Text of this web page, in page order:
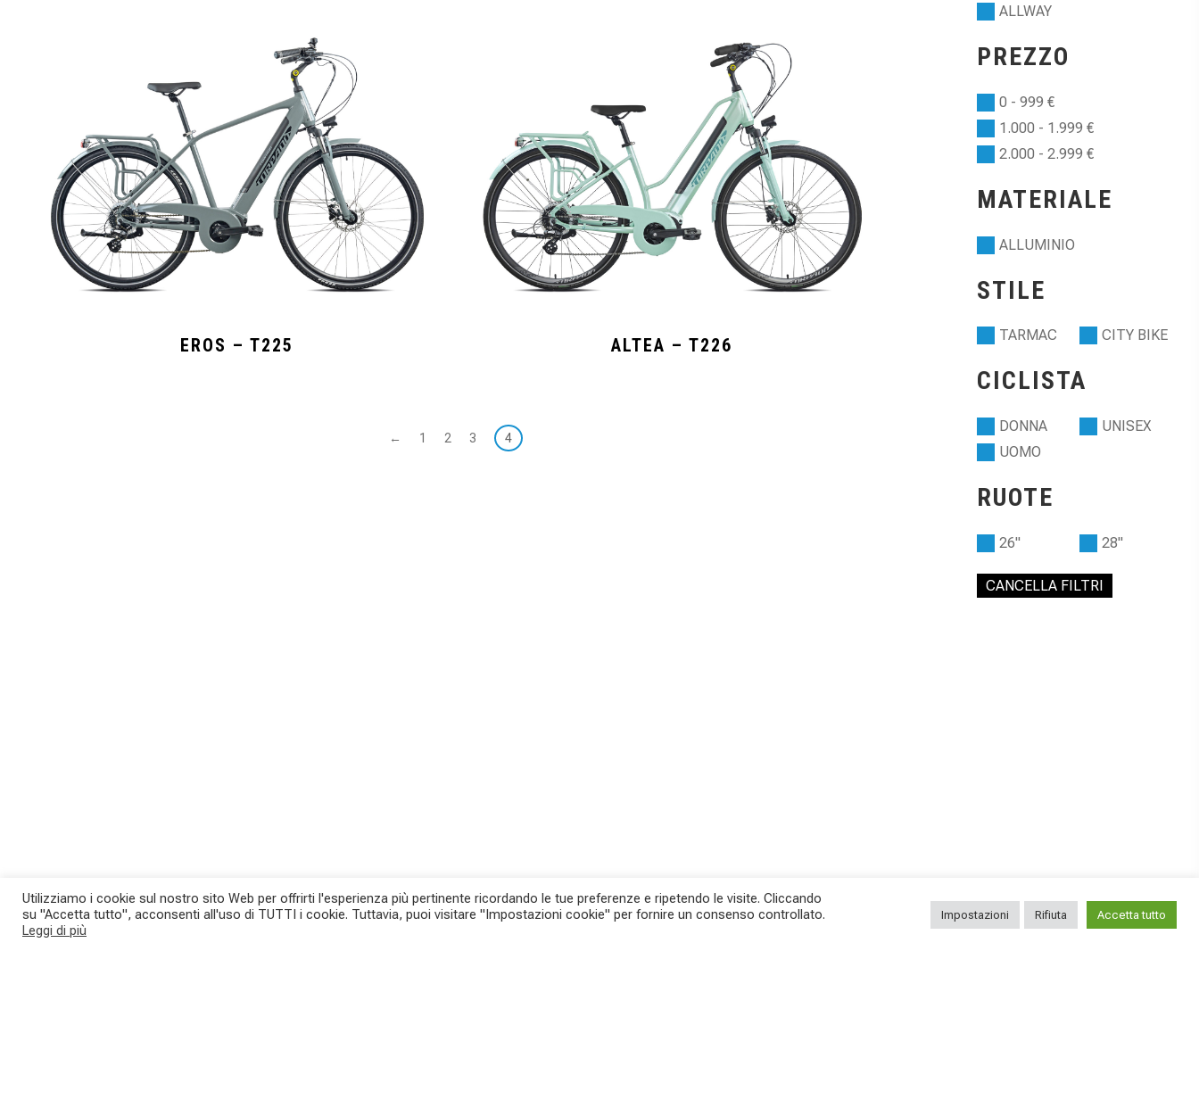
EROS – T225 ALTEA – T226
← 1 2 3 4
ALLWAY
PREZZO
0 - 999 €
1.000 - 1.999 €
2.000 - 2.999 €
MATERIALE
ALLUMINIO
STILE
TARMAC CITY BIKE
CICLISTA
DONNA
UNISEX
UOMO
RUOTE
26" 28"
CANCELLA FILTRI
Utilizziamo i cookie sul nostro sito Web per offrirti l'esperienza più pertinente ricordando le tue preferenze e ripetendo le visite. Cliccando
su "Accetta tutto", acconsenti all'uso di TUTTI i cookie. Tuttavia, puoi visitare "Impostazioni cookie" per fornire un consenso controllato.
Leggi di più
Impostazioni Rifiuta Accetta tutto